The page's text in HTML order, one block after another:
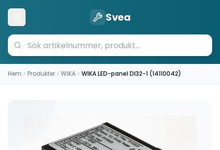
Öppna meny Svea
Hem Produkter WIKA WIKA LED-panel DI32-1 (14110042)